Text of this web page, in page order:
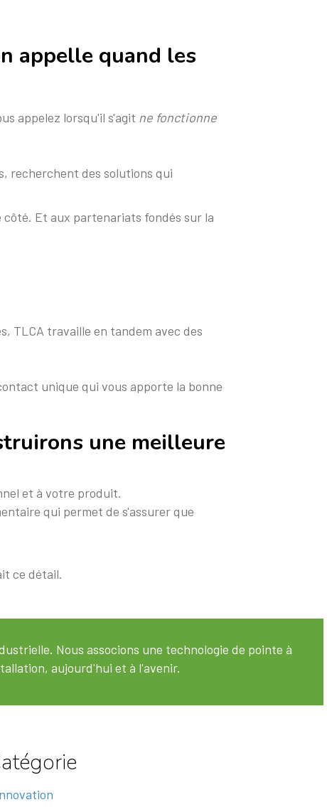
appelle quand les
appelez lorsqu'il s'agit ne fonctionne
recherchent des solutions qui
Et aux partenariats fondés sur la
TLCA travaille en tandem avec des
unique qui vous apporte la bonne
une meilleure
et à votre produit.
qui permet de s'assurer que
ce détail.
Nous associons une technologie de pointe à
aujourd'hui et à l'avenir.